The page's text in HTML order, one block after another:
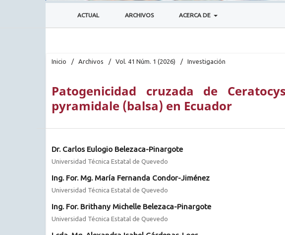
ACTUAL ARCHIVOS ACERCA DE
Inicio / Archivos / Vol. 41 Núm. 1 (2026) / Investigación
Patogenicidad cruzada de
pyramidale (balsa) en Ecuador
Dr. Carlos Eulogio Belezaca-Pinargote
Universidad Técnica Estatal de Quevedo
Ing. For. Mg. María Fernanda Condor-Jiménez
Universidad Técnica Estatal de Quevedo
Ing. For. Brithany Michelle Belezaca-Pinargote
Universidad Técnica Estatal de Quevedo